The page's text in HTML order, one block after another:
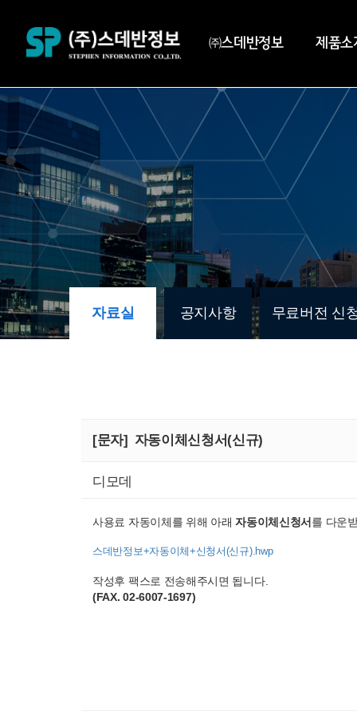
㈜스데반정보 제품소
자료실 공지사항 무료버전 신
[문자] 자동이체신청서(신규)
디모데
사용료 자동이체를 위해 아래자동이체신청서 를 다운
스데반정보+자동이체+신청서(신규).hwp
작성후 팩스로 전송해주시면 됩니다.
(FAX. 02-6007-1697)